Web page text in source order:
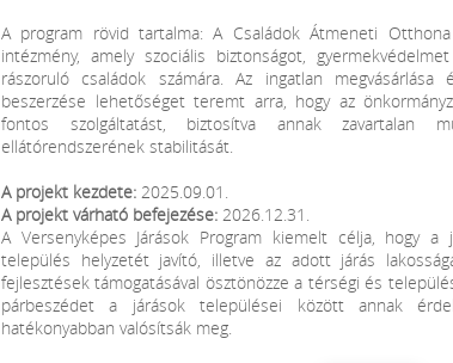
A program rövid tartalma: A Családok Átmeneti
intézmény, amely szociális biztonságot,
rászoruló családok számára. Az ingatlan
beszerzése lehetőséget teremt arra, hogy az
fontos szolgáltatást, biztosítva annak zavartalan
ellátórendszerének stabilitását.
A projekt kezdete: 2025.09.01.
A projekt várható befejezése: 2026.12.31.
A Versenyképes Járások Program kiemelt célja, hogy
település helyzetét javító, illetve az adott járás
fejlesztések támogatásával ösztönözze a térségi és
párbeszédet a járások települései között annak
hatékonyabban valósítsák meg.